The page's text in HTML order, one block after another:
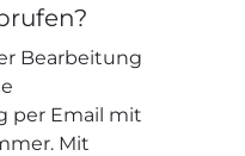
Bearbeitung
per Email mit
Mit